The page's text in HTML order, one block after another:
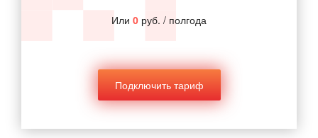
Или 0 руб. / полгода
Подключить тариф